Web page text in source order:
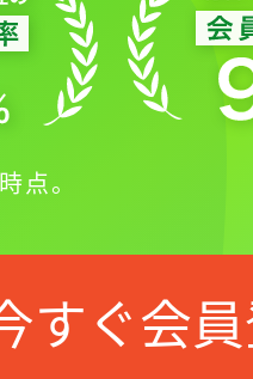
点。
すぐ会